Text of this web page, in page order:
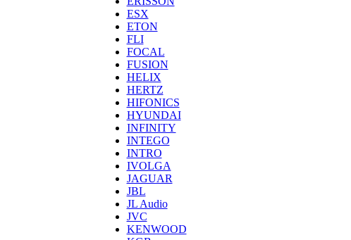
ESX
ETON
FLI
FOCAL
FUSION
HELIX
HERTZ
HIFONICS
HYUNDAI
INFINITY
INTEGO
INTRO
IVOLGA
JAGUAR
JBL
JL Audio
JVC
KENWOOD